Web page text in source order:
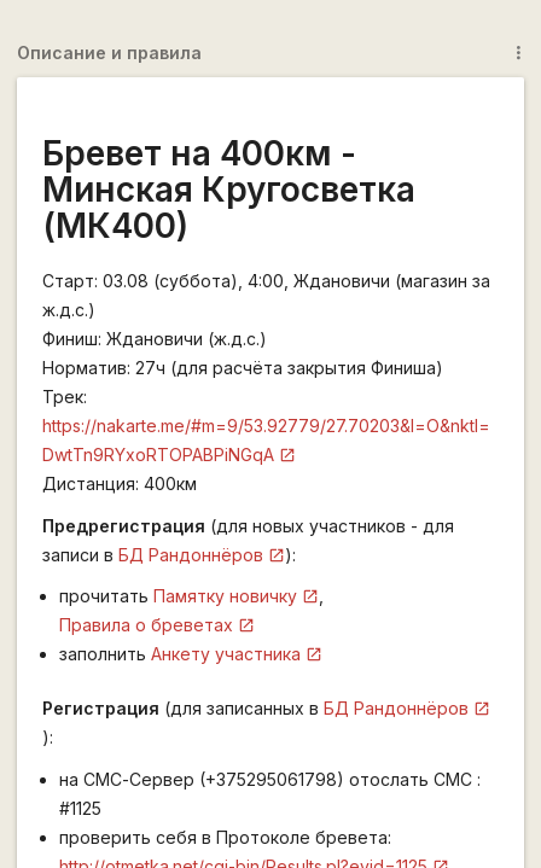
Описание и правила more_vert
Бревет на 400км -
Минская Кругосветка
(МК400)
Старт: 03.08 (суббота), 4:00, Ждановичи (магазин за
ж.д.с.)
Финиш: Ждановичи (ж.д.с.)
Норматив: 27ч (для расчёта закрытия Финиша)
Трек:
https://nakarte.me/#m=9/53.92779/27.70203&l=O&nktl=
DwtTn9RYxoRTOPABPiNGqA
Дистанция: 400км
Предрегистрация (для новых участников - для
записи в БД Рандоннёров ):
прочитать Памятку новичку
,
Правила о бреветах
заполнить Анкету участника
Регистрация (для записанных в БД Рандоннёров
):
на СМС-Сервер (+375295061798) отослать СМС :
#1125
проверить себя в Протоколе бревета: